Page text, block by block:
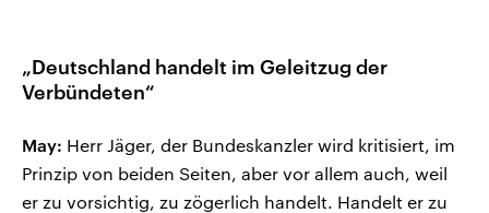
„Deutschland handelt im Geleitzug der
Verbündeten“
May: Herr Jäger, der Bundeskanzler wird kritisiert, im
Prinzip von beiden Seiten, aber vor allem auch, weil
er zu vorsichtig, zu zögerlich handelt. Handelt er zu